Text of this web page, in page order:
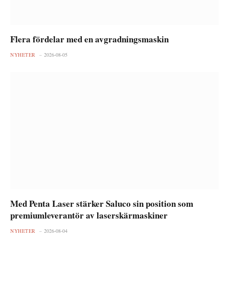
Flera fördelar med en avgradningsmaskin
NYHETER 2026-08-05
Med Penta Laser stärker Saluco sin position som
premiumleverantör av laserskärmaskiner
NYHETER 2026-08-04